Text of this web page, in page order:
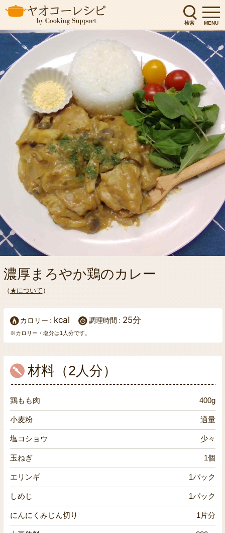
検索 MENU
濃厚まろやか鶏のカレー
（ ★について ）
カロリー kcal 調理時間 25分
※カロリー・塩分は1人分です。
材料（2人分）
鶏もも肉 400g
小麦粉 適量
塩コショウ 少々
玉ねぎ 1個
エリンギ 1パック
しめじ 1パック
にんにくみじん切り 1片分